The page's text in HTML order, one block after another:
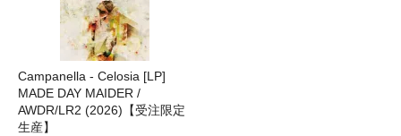
Campanella - Celosia [LP]
MADE DAY MAIDER /
AWDR/LR2 (2026)【受注限定
生産】